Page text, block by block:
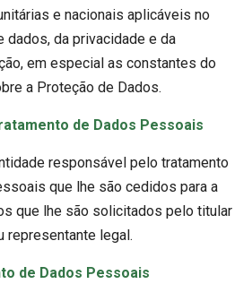
e nacionais aplicáveis no
dados, da privacidade e da
em especial as constantes do
a Proteção de Dados.
de Dados Pessoais
responsável pelo tratamento
que lhe são cedidos para a
que lhe são solicitados pelo titular
representante legal.
de Dados Pessoais